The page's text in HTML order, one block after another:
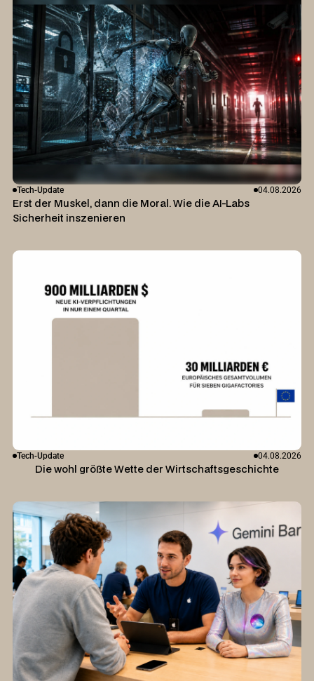
Tech-Update 04.08.2026
Erst der Muskel, dann die Moral. Wie die AI-Labs
Sicherheit inszenieren
Tech-Update 04.08.2026
Die wohl größte Wette der Wirtschaftsgeschichte